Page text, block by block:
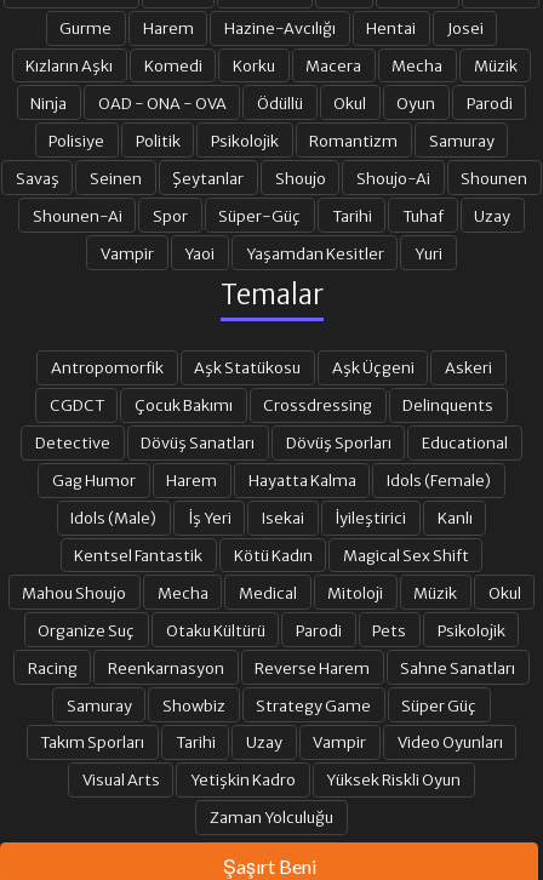
Gurme
Harem Hazine-Avcılığı Hentai
Josei
Kızların Aşkı
Komedi Korku Macera Mecha
Müzik
Ninja
OAD - ONA - OVA Ödüllü Okul Oyun
Parodi
Polisiye
Politik Psikolojik Romantizm
Samuray
Savaş
Seinen Şeytanlar Shoujo Shoujo-Ai
Shounen
Shounen-Ai
Spor Süper-Güç Tarihi Tuhaf
Uzay
Vampir
Yaoi Yaşamdan Kesitler Yuri
Temalar
Antropomorfik Aşk Statükosu Aşk Üçgeni
Askeri
CGDCT
Çocuk Bakımı Crossdressing
Delinquents
Detective
Dövüş Sanatları Dövüş Sporları
Educational
Gag Humor
Harem Hayatta Kalma
Idols (Female)
Idols (Male)
İş Yeri Isekai İyileştirici
Kanlı
Kentsel Fantastik
Kötü Kadın
Magical Sex Shift
Mahou Shoujo
Mecha Medical Mitoloji Müzik
Okul
Organize Suç
Otaku Kültürü Parodi Pets
Psikolojik
Racing
Reenkarnasyon Reverse Harem
Sahne Sanatları
Samuray
Showbiz Strategy Game
Süper Güç
Takım Sporları
Tarihi Uzay Vampir
Video Oyunları
Visual Arts
Yetişkin Kadro
Yüksek Riskli Oyun
Zaman Yolculuğu
Şaşırt Beni